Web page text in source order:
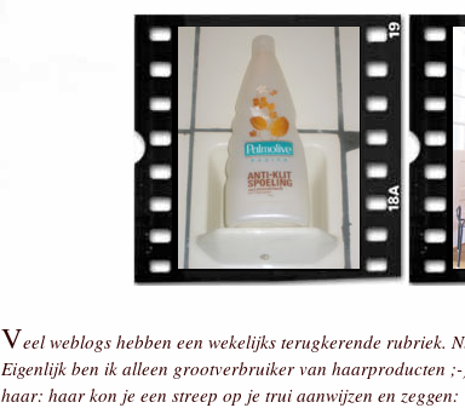
Veel weblogs hebben een wekelijks terugkerende rubriek.
Eigenlijk ben ik alleen grootverbruiker van haarproducten
haar: haar kon je een streep op je trui aanwijzen en zeggen: